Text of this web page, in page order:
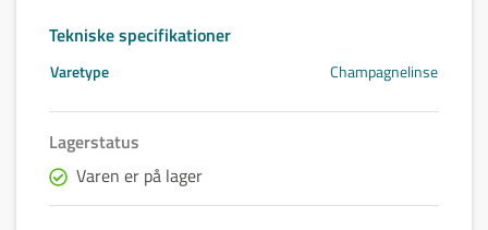
Tekniske specifikationer
Varetype Champagnelinse
Lagerstatus
Varen er på lager